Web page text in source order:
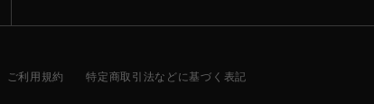
ご利用規約 特定商取引法などに基づく表記